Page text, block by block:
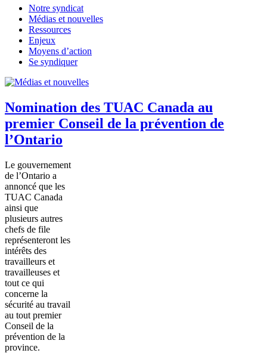
Notre syndicat
Médias et nouvelles
Ressources
Enjeux
Moyens d’action
Se syndiquer
Nomination des TUAC Canada au
premier Conseil de la prévention de
l’Ontario
Le gouvernement
de l’Ontario a
annoncé que les
TUAC Canada
ainsi que
plusieurs autres
chefs de file
représenteront les
intérêts des
travailleurs et
travailleuses et
tout ce qui
concerne la
sécurité au travail
au tout premier
Conseil de la
prévention de la
province.